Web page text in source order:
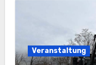
Veranstaltung